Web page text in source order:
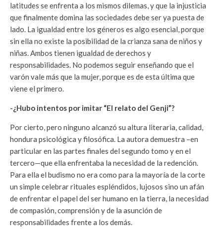
latitudes se enfrenta a los mismos dilemas, y que la injusticia
que finalmente domina las sociedades debe ser ya puesta de
lado. La igualdad entre los géneros es algo esencial, porque
sin ella no existe la posibilidad de la crianza sana de niños y
niñas. Ambos tienen igualdad de derechos y
responsabilidades. No podemos seguir enseñando que el
varón vale más que la mujer, porque es de esta última que
viene el primero.
-¿Hubo intentos por imitar “El relato del Genji”?
Por cierto, pero ninguno alcanzó su altura literaria, calidad,
hondura psicológica y filosófica. La autora demuestra –en
particular en las partes finales del segundo tomo y en el
tercero—que ella enfrentaba la necesidad de la redención.
Para ella el budismo no era como para la mayoría de la corte
un simple celebrar rituales espléndidos, lujosos sino un afán
de enfrentar el papel del ser humano en la tierra, la necesidad
de compasión, comprensión y de la asunción de
responsabilidades frente a los demás.